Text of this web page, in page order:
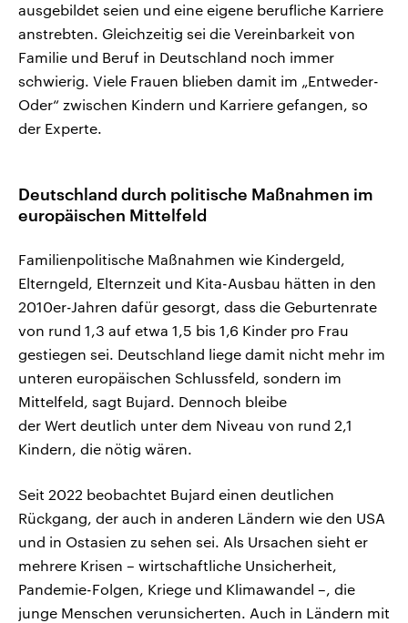
ausgebildet seien und eine eigene berufliche Karriere
anstrebten. Gleichzeitig sei die Vereinbarkeit von
Familie und Beruf in Deutschland noch immer
schwierig. Viele Frauen blieben damit im „Entweder-
Oder“ zwischen Kindern und Karriere gefangen, so
der Experte.
Deutschland durch politische Maßnahmen im
europäischen Mittelfeld
Familienpolitische Maßnahmen wie Kindergeld,
Elterngeld, Elternzeit und Kita-Ausbau hätten in den
2010er-Jahren dafür gesorgt, dass die Geburtenrate
von rund 1,3 auf etwa 1,5 bis 1,6 Kinder pro Frau
gestiegen sei. Deutschland liege damit nicht mehr im
unteren europäischen Schlussfeld, sondern im
Mittelfeld, sagt Bujard. Dennoch bleibe
der Wert deutlich unter dem Niveau von rund 2,1
Kindern, die nötig wären.
Seit 2022 beobachtet Bujard einen deutlichen
Rückgang, der auch in anderen Ländern wie den USA
und in Ostasien zu sehen sei. Als Ursachen sieht er
mehrere Krisen – wirtschaftliche Unsicherheit,
Pandemie-Folgen, Kriege und Klimawandel –, die
junge Menschen verunsicherten. Auch in Ländern mit